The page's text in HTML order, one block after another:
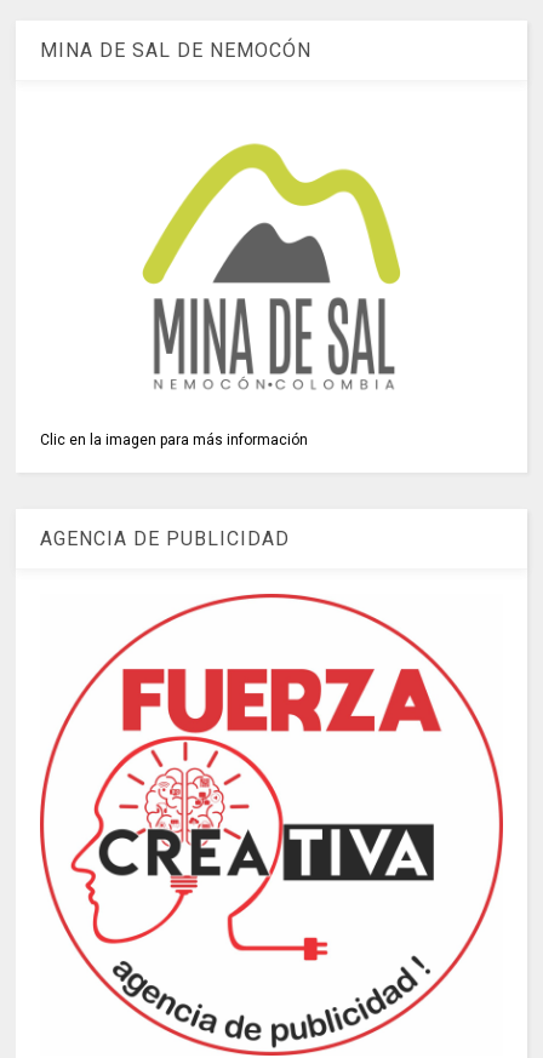
MINA DE SAL DE NEMOCÓN
Clic en la imagen para más información
AGENCIA DE PUBLICIDAD